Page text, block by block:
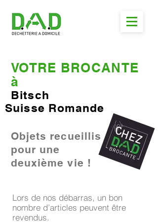
VOTRE BROCANTE
à
Bitsch
Suisse Romande
Objets recueillis
pour une
deuxième vie !
Lors de nos débarras, un bon
nombre d’articles peuvent être
revendus.